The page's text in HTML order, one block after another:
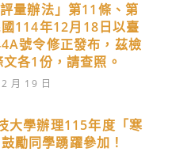
量辦法」第11條、第
114年12月18日以臺
號令修正發布，茲檢
各1份，請查照。
月 19 日
大學辦理115年度「寒
勵同學踴躍參加！